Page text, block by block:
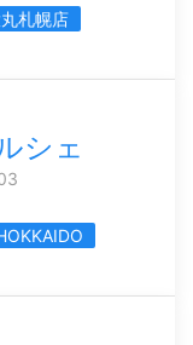
札幌店
シェ